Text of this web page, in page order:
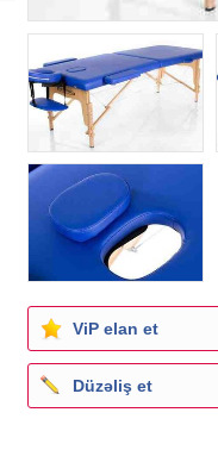
ViP elan et
Düzəliş et